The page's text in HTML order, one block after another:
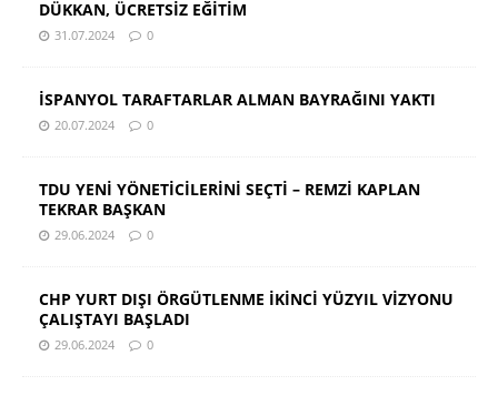
DÜKKAN, ÜCRETSİZ EĞİTİM
31.07.2024 0
İSPANYOL TARAFTARLAR ALMAN BAYRAĞINI YAKTI
20.07.2024 0
TDU YENİ YÖNETİCİLERİNİ SEÇTİ – REMZİ KAPLAN
TEKRAR BAŞKAN
29.06.2024 0
CHP YURT DIŞI ÖRGÜTLENME İKİNCİ YÜZYIL VİZYONU
ÇALIŞTAYI BAŞLADI
29.06.2024 0